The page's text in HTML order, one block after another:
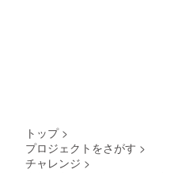
トップ >
プロジェクトをさがす >
チャレンジ >